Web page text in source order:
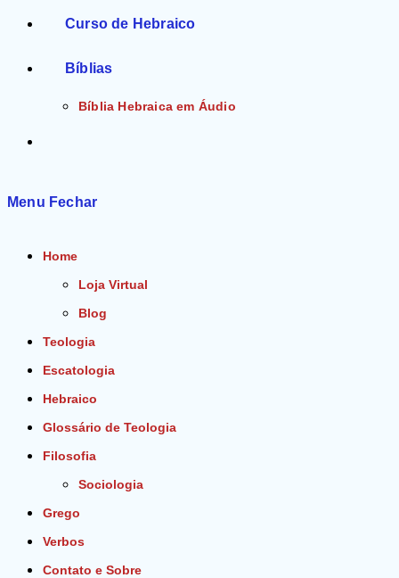
Curso de Hebraico
Bíblias
Bíblia Hebraica em Áudio
Menu Fechar
Home
Loja Virtual
Blog
Teologia
Escatologia
Hebraico
Glossário de Teologia
Filosofia
Sociologia
Grego
Verbos
Contato e Sobre